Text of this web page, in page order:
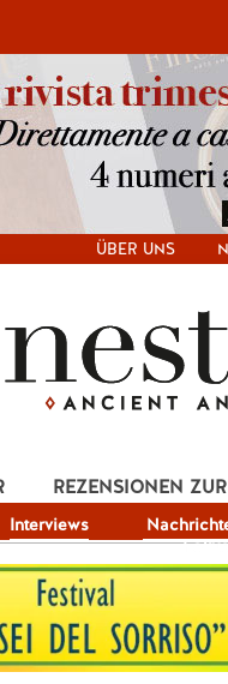
ÜBER UNS
Interviews
REZENSIONEN